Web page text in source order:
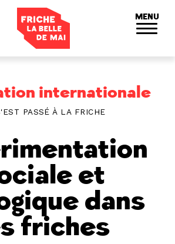
MENU
internationale
PASSÉ À LA FRICHE
et
dans
friches
cookies